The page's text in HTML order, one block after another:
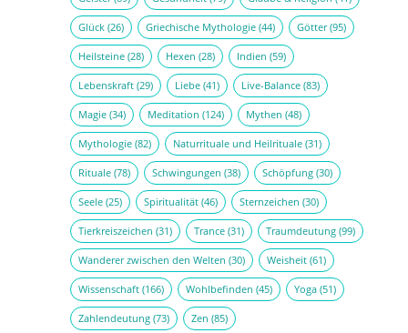
Glück(26) Griechische Mythologie(44) Götter(95)
Heilsteine(28) Hexen (28) Indien (59)
Lebenskraft(29) Liebe(41) Live-Balance(83)
Magie(34) Meditation (124) Mythen (48)
Mythologie(82) Naturrituale und Heilrituale(31)
Rituale(78) Schwingungen (38) Schöpfung(30)
Seele(25) Spiritualität(46) Sternzeichen (30)
Tierkreiszeichen (31) Trance(31) Traumdeutung(99)
Wanderer zwischen den Welten (30) Weisheit(61)
Wissenschaft(166) Wohlbefinden (45) Yoga(51)
Zahlendeutung(73) Zen (85)